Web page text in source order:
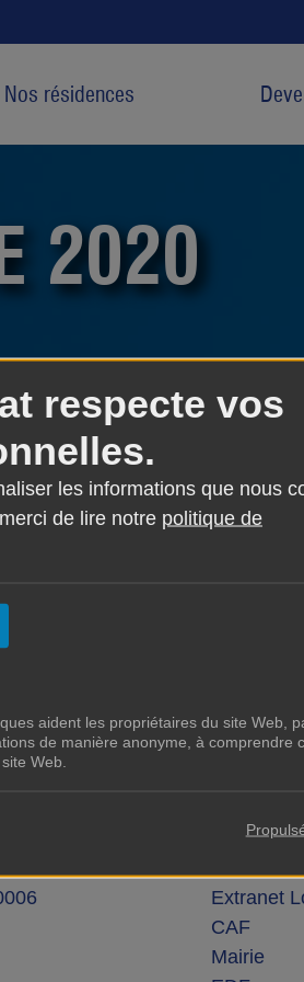
respecte vos
les informations que nous
de lire notre politique de
aident les propriétaires du site Web,
de manière anonyme, à comprendre
Web.
Nos résidences
2020
1er juin au 15 septembre, pour
sur le registre canicule et
ouvert aux horaires suivants :
Extranet
CAF
Mairie